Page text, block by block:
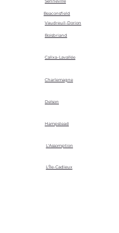
Vaudreuil-Dorion
Beaconsfield
Boisbriand
Calixa-Lavallée
Charlemagne
Delson
Hampstead
L'Assomption
L'Île-Cadieux